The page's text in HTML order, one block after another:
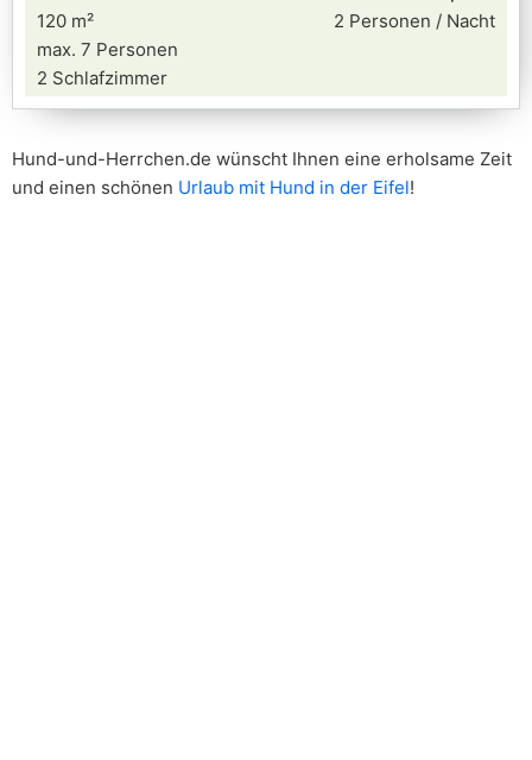
120 m²
max. 7 Personen
2 Schlafzimmer
2 Personen / Nacht
Hund-und-Herrchen.de wünscht Ihnen eine erholsame Zeit
und einen schönen Urlaub mit Hund in der Eifel!